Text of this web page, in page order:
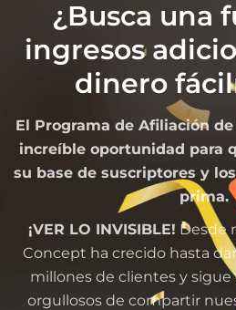
¿Busca una
ingresos
dinero
El Programa de Afiliación
increíble oportunidad para
su base de suscriptores y
prima.
¡VER LO INVISIBLE! Desde
Concept ha crecido hasta
millones de clientes y
orgullosos de compartir